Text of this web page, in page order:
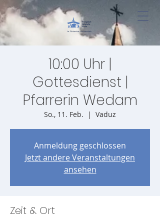
10:00 Uhr |
Gottesdienst |
Pfarrerin Wedam
So., 11. Feb.
  |
Vaduz
Anmeldung geschlossen
Jetzt andere Veranstaltungen
ansehen
Zeit & Ort